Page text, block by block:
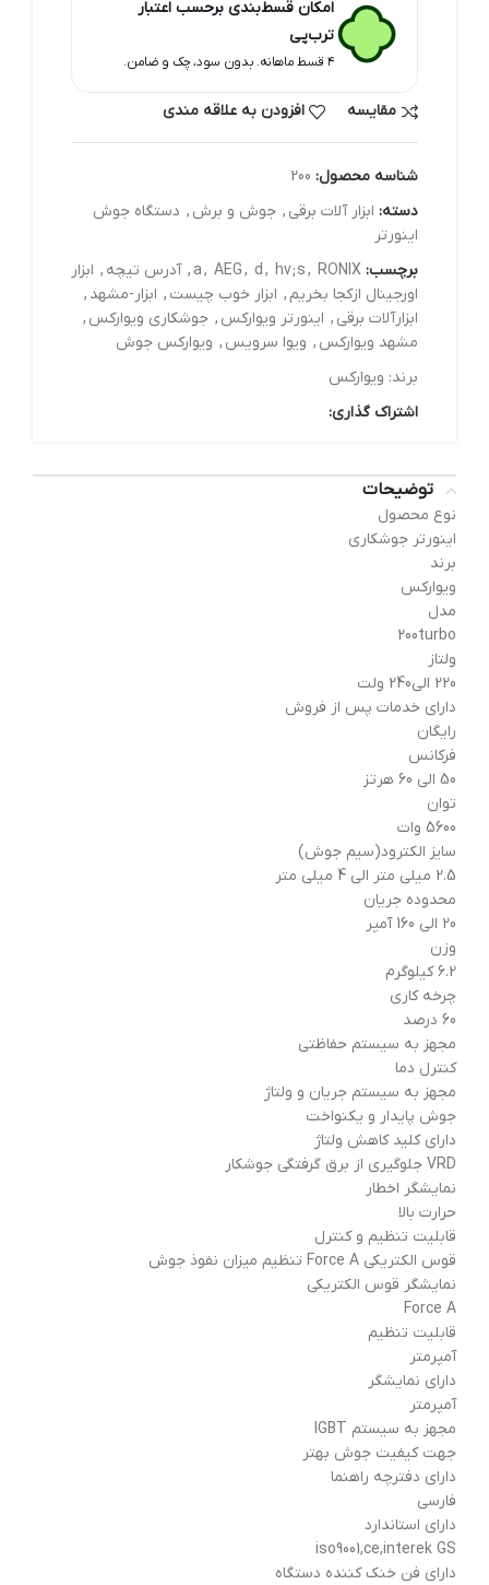
امکان قسط‌بندی برحسب اعتبار
ترب‌پی
۴ قسط ماهانه. بدون سود، چک و ضامن.
مقایسه افزودن به علاقه مندی
شناسه محصول: 200
دسته: ابزار آلات برقي , جوش و برش , دستگاه جوش
اینورتر
برچسب:
a, AEG, d, hv;s, RONIX
, آدرس تیچه , ابزار
اورجینال ازکجا بخریم , ابزار خوب چیست , ابزار-مشهد ,
ابزارآلات برقی , اینورتر ویوارکس , جوشکاری ویوارکس ,
مشهد ویوارکس , ویوا سرویس , ویوارکس جوش
برند: ویوارکس
اشتراک گذاری:
توضیحات
نوع محصول
اینورتر جوشکاری
برند
ویوارکس
مدل
200turbo
ولتاز
220 الی240 ولت
دارای خدمات پس از فروش
رایگان
فرکانس
50 الی 60 هرتز
توان
5600 وات
سایز الکترود(سیم جوش)
2.5 میلی متر الی 4 میلی متر
محدوده جریان
20 الی 160 آمپر
وزن
6.2 کیلوگرم
چرخه کاری
60 درصد
مجهز به سیستم حفاظتی
کنترل دما
مجهز به سیستم جریان و ولتاژ
جوش پایدار و یکنواخت
دارای کلید کاهش ولتاژ
VRD جلوگیری از برق گرفتگی جوشکار
نمایشگر اخطار
حرارت بالا
قابلیت تنظیم و کنترل
قوس الکتریکی Force A تنظیم میزان نفوذ جوش
نمایشگر قوس الکتریکی
Force A
قابلیت تنظیم
آمپرمتر
دارای نمایشگر
آمپرمتر
مجهز به سیستم IGBT
جهت کیفیت جوش بهتر
دارای دفترچه راهنما
فارسی
دارای استاندارد
iso9001,ce,interek GS
دارای فن خنک کننده دستگاه